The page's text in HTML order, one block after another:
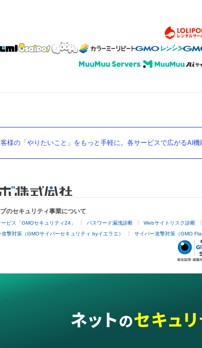
様の「やりたいこと」をもっと手軽に。各サービスで広がるAI機
のセキュリティ事業について
ビス「GMOセキュリティ24」 パスワード漏洩診断 Webサイトリスク診断
攻撃対策（GMOサイバーセキュリティ byイエラエ） サイバー攻撃対策（GMO